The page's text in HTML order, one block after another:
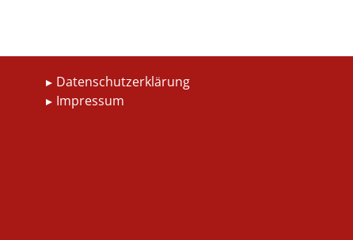
Datenschutzerklärung
Impressum